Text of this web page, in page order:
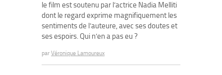
le film est soutenu par l’actrice Nadia Melliti
dont le regard exprime magnifiquement les
sentiments de l’auteure, avec ses doutes et
ses espoirs. Qui n’en a pas eu ?
par Véronique Lamoureux